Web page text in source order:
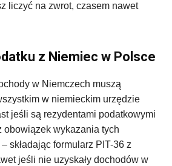
liczyć na zwrot, czasem nawet
z Niemiec w Polsce
w Niemczech muszą
w niemieckim urzędzie
jeśli są rezydentami podatkowymi
obowiązek wykazania tych
składając formularz PIT-36 z
jeśli nie uzyskały dochodów w